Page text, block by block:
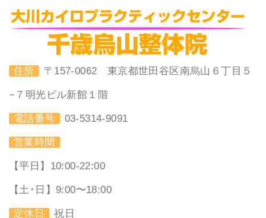
住所 〒157-0062 東京都世田谷区南烏山６丁目５
−７明光ビル新館１階
電話番号 03-5314-9091
営業時間
【平日】10:00-22:00
【土･日】9:00〜18:00
定休日 祝日